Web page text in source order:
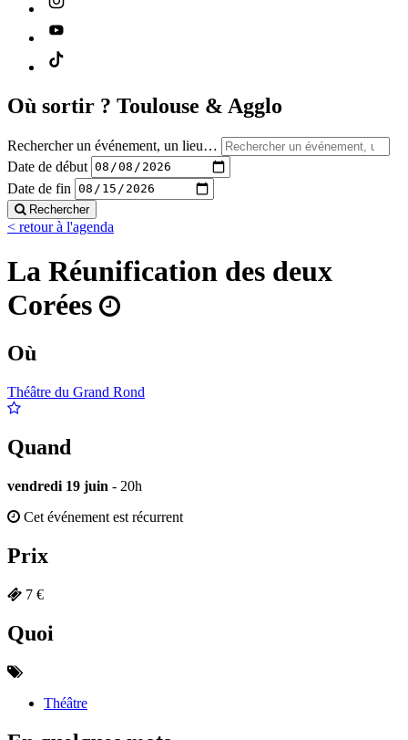
Où sortir ? Toulouse & Agglo
Rechercher un événement, un lieu…
Date de début
Date de fin
Rechercher
< retour à l'agenda
La Réunification des deux
Corées
Où
Théâtre du Grand Rond
Quand
vendredi 19 juin - 20h
Cet événement est récurrent
Prix
7 €
Quoi
Théâtre